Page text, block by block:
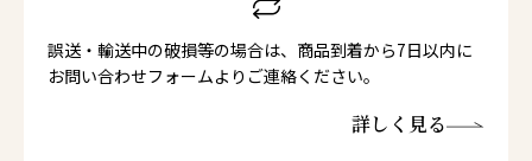
誤送・輸送中の破損等の場合は、商品到着から7日以内に
お問い合わせフォームよりご連絡ください。
詳しく見る